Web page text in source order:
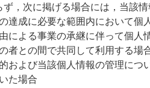
，次に掲げる場合には，当該
達成に必要な範囲内において
による事業の承継に伴って個人
者との間で共同して利用する
および当該個人情報の管理に
た場合